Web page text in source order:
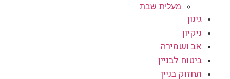
מעלית שבת
גינון
ניקיון
אב ושמירה
ביטוח לבניין
תחזוק בניין